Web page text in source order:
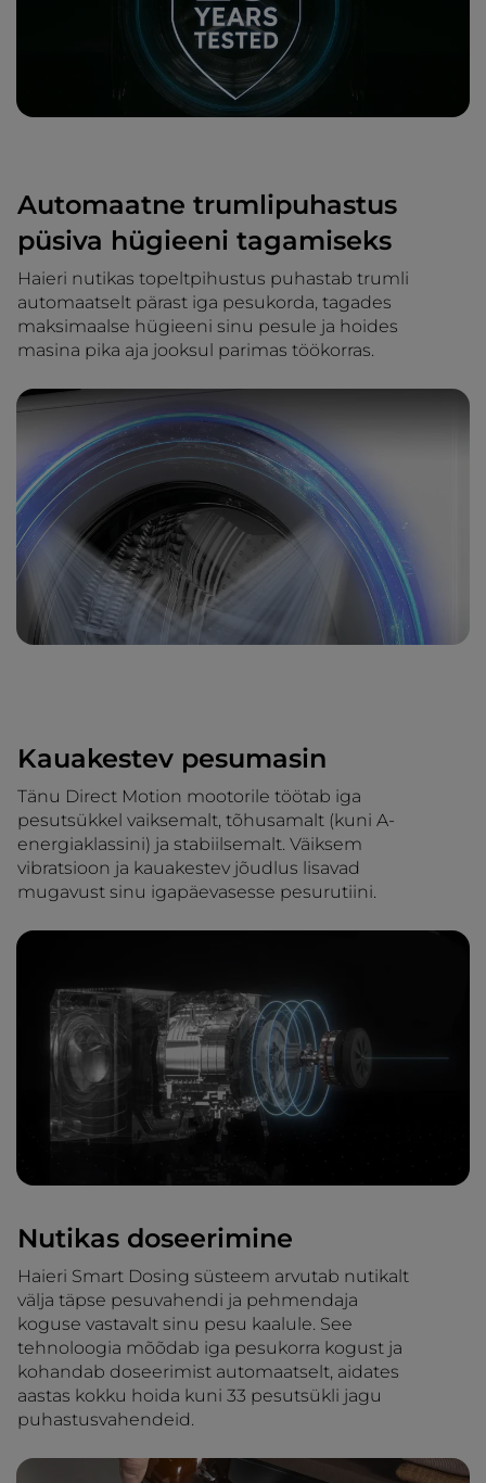
Automaatne trumlipuhastus
püsiva hügieeni tagamiseks
Haieri nutikas topeltpihustus puhastab trumli
automaatselt pärast iga pesukorda, tagades
maksimaalse hügieeni sinu pesule ja hoides
masina pika aja jooksul parimas töökorras.
Kauakestev pesumasin
Tänu Direct Motion mootorile töötab iga
pesutsükkel vaiksemalt, tõhusamalt (kuni A-
energiaklassini) ja stabiilsemalt. Väiksem
vibratsioon ja kauakestev jõudlus lisavad
mugavust sinu igapäevasesse pesurutiini.
Nutikas doseerimine
Haieri Smart Dosing süsteem arvutab nutikalt
välja täpse pesuvahendi ja pehmendaja
koguse vastavalt sinu pesu kaalule. See
tehnoloogia mõõdab iga pesukorra kogust ja
kohandab doseerimist automaatselt, aidates
aastas kokku hoida kuni 33 pesutsükli jagu
puhastusvahendeid.